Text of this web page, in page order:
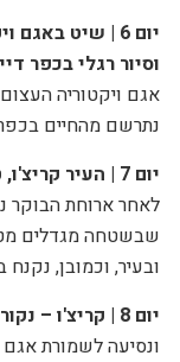
יום 6 | שיט
וסיור רגלי בכפר
אגם ויקטוריה
נתרשם מהחיים
יום 7 | העיר קריצ'ו, טיול מאורגן וסיור במטעי תה, סיור בעיר:
לאחר ארוחת הבוקר
שבשטחה מגדלים
ובעיר, וכמובן,
יום 8 | קריצ'ו – נקורו:
ונסיעה לשמורת אגם